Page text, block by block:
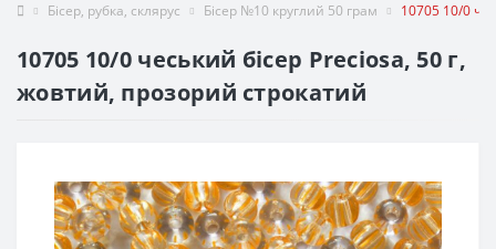
Бісер, рубка, склярус Бісер №10 круглий 50 грам 10705 10/0
10705 10/0 чеський бісер Preciosa, 50 г,
жовтий, прозорий строкатий